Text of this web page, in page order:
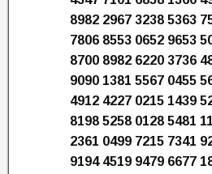
8982 2967 3238 5363
7806 8553 0652 9653
8700 8982 6220 3736
9090 1381 5567 0455
4912 4227 0215 1439
8198 5258 0128 5481
2361 0499 7215 7341
9194 4519 9479 6677